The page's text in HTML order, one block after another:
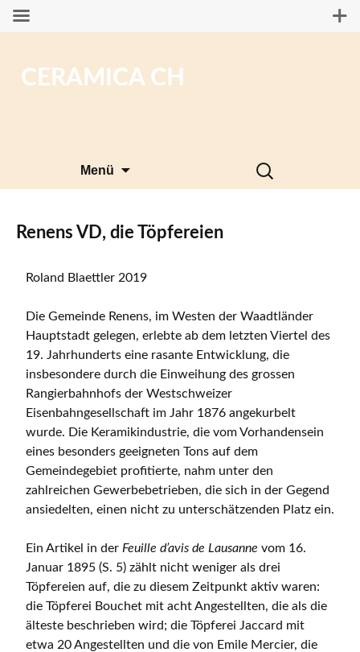
CERAMICA CH
Menü
Suchen
nach:
Renens VD, die Töpfereien
Roland Blaettler 2019
Die Gemeinde Renens, im Westen der Waadtländer
Hauptstadt gelegen, erlebte ab dem letzten Viertel des
19. Jahrhunderts eine rasante Entwicklung, die
insbesondere durch die Einweihung des grossen
Rangierbahnhofs der Westschweizer
Eisenbahngesellschaft im Jahr 1876 angekurbelt
wurde. Die Keramikindustrie, die vom Vorhandensein
eines besonders geeigneten Tons auf dem
Gemeindegebiet profitierte, nahm unter den
zahlreichen Gewerbebetrieben, die sich in der Gegend
ansiedelten, einen nicht zu unterschätzenden Platz ein.
Ein Artikel in der Feuille d’avis de Lausanne vom 16.
Januar 1895 (S. 5) zählt nicht weniger als drei
Töpfereien auf, die zu diesem Zeitpunkt aktiv waren:
die Töpferei Bouchet mit acht Angestellten, die als die
älteste beschrieben wird; die Töpferei Jaccard mit
etwa 20 Angestellten und die von Emile Mercier, die